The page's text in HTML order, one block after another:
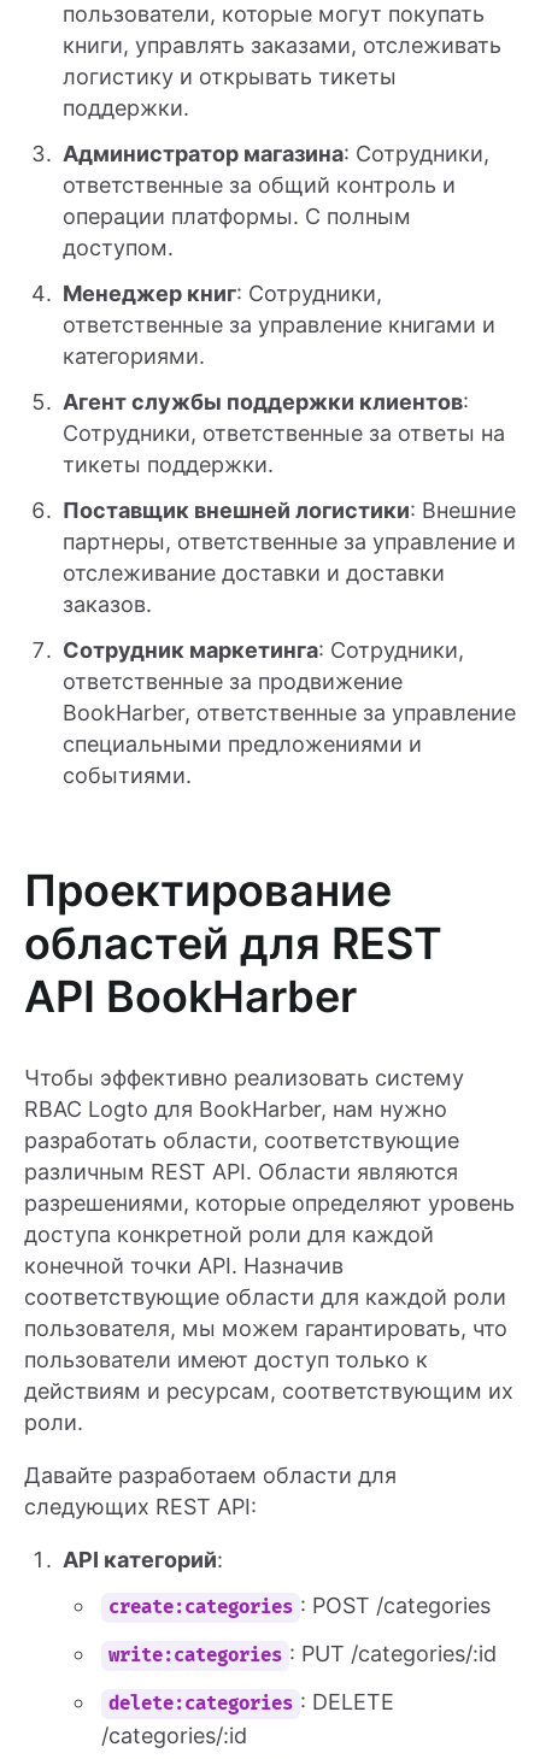
пользователи, которые могут покупать
книги, управлять заказами, отслеживать
логистику и открывать тикеты
поддержки.
Администратор магазина: Сотрудники,
ответственные за общий контроль и
операции платформы. С полным
доступом.
Менеджер книг: Сотрудники,
ответственные за управление книгами и
категориями.
Агент службы поддержки клиентов:
Сотрудники, ответственные за ответы на
тикеты поддержки.
Поставщик внешней логистики: Внешние
партнеры, ответственные за управление и
отслеживание доставки и доставки
заказов.
Сотрудник маркетинга: Сотрудники,
ответственные за продвижение
BookHarber, ответственные за управление
специальными предложениями и
событиями.
Проектирование
областей для REST
API BookHarber
Чтобы эффективно реализовать систему
RBAC Logto для BookHarber, нам нужно
разработать области, соответствующие
различным REST API. Области являются
разрешениями, которые определяют уровень
доступа конкретной роли для каждой
конечной точки API. Назначив
соответствующие области для каждой роли
пользователя, мы можем гарантировать, что
пользователи имеют доступ только к
действиям и ресурсам, соответствующим их
роли.
Давайте разработаем области для
следующих REST API:
API категорий:
create:categories : POST /categories
write:categories : PUT /categories/:id
delete:categories : DELETE
/categories/:id